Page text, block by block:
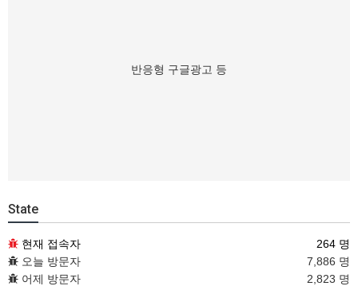
반응형 구글광고 등
State
현재 접속자
264 명
오늘 방문자
7,886 명
어제 방문자
2,823 명